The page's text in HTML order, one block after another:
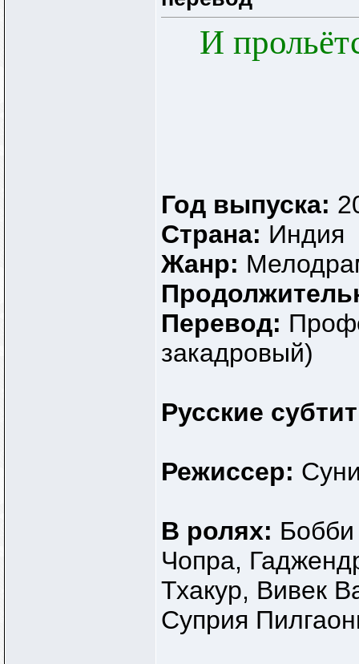
И
Год выпуска:
Страна: Индия
Жанр:
Перевод:
закадровый)
Русские
Режиссер:
В ролях:
Чопра,
Тхакур, Вивек
Суприя